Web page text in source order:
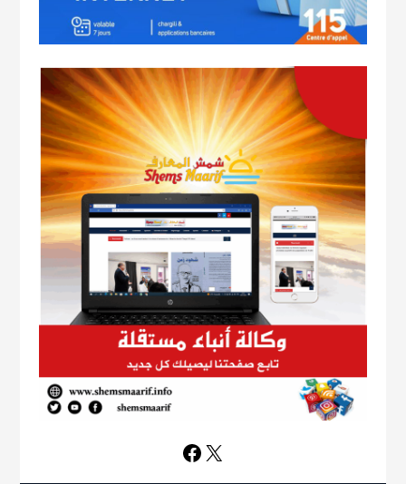
Facebook
X